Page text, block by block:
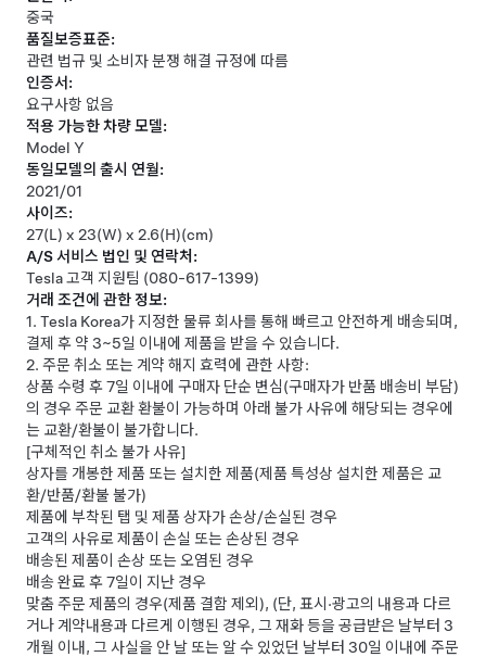
중국
품질보증표준:
관련 법규 및 소비자 분쟁 해결 규정에 따름
인증서:
요구사항 없음
적용 가능한 차량 모델:
Model Y
동일모델의 출시 연월:
2021/01
사이즈:
27(L) x 23(W) x 2.6(H)(cm)
A/S 서비스 법인 및 연락처:
Tesla 고객 지원팀 (080-617-1399)
거래 조건에 관한 정보:
1. Tesla Korea가 지정한 물류 회사를 통해 빠르고 안전하게 배송되며,
결제 후 약 3~5일 이내에 제품을 받을 수 있습니다.
2. 주문 취소 또는 계약 해지 효력에 관한 사항:
상품 수령 후7일 이내에 구매자 단순 변심(구매자가 반품 배송비 부담)
의 경우 주문 교환 환불이 가능하며 아래 불가 사유에 해당되는 경우에
는 교환/환불이 불가합니다.
[구체적인 취소 불가 사유]
상자를 개봉한 제품 또는 설치한 제품(제품 특성상 설치한 제품은 교
환/반품/환불 불가)
제품에 부착된 탭 및 제품 상자가 손상/손실된 경우
고객의 사유로 제품이 손실 또는 손상된 경우
배송된 제품이 손상 또는 오염된 경우
배송 완료 후 7일이 지난 경우
맞춤 주문 제품의 경우(제품 결함 제외), (단, 표시·광고의 내용과 다르
거나 계약내용과 다르게 이행된 경우, 그 재화 등을 공급받은 날부터 3
개월 이내, 그 사실을 안 날 또는 알 수 있었던 날부터 30일 이내에 주문